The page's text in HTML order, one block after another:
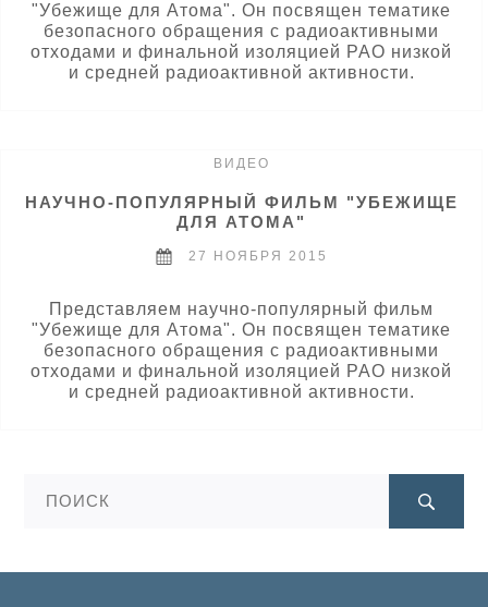
"Убежище для Атома". Он посвящен тематике
безопасного обращения с радиоактивными
отходами и финальной изоляцией РАО низкой
и средней радиоактивной активности.
ВИДЕО
НАУЧНО-ПОПУЛЯРНЫЙ ФИЛЬМ "УБЕЖИЩЕ
ДЛЯ АТОМА"
27 НОЯБРЯ 2015
Представляем научно-популярный фильм
"Убежище для Атома". Он посвящен тематике
безопасного обращения с радиоактивными
отходами и финальной изоляцией РАО низкой
и средней радиоактивной активности.